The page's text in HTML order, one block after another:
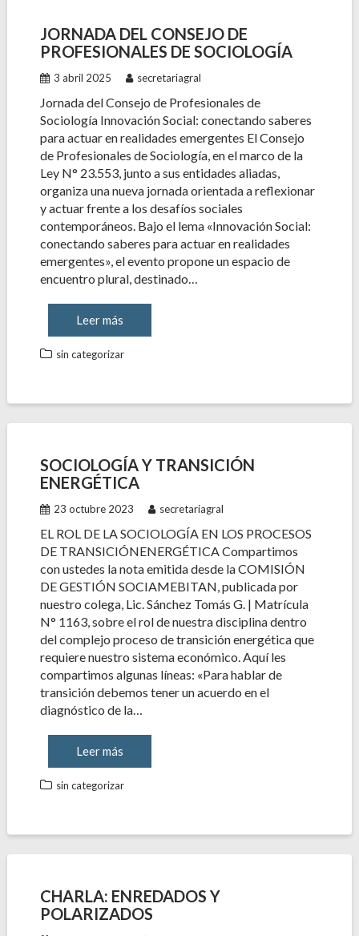
JORNADA DEL CONSEJO DE
PROFESIONALES DE SOCIOLOGÍA
3 abril 2025 secretariagral
Jornada del Consejo de Profesionales de
Sociología Innovación Social: conectando saberes
para actuar en realidades emergentes El Consejo
de Profesionales de Sociología, en el marco de la
Ley N° 23.553, junto a sus entidades aliadas,
organiza una nueva jornada orientada a reflexionar
y actuar frente a los desafíos sociales
contemporáneos. Bajo el lema «Innovación Social:
conectando saberes para actuar en realidades
emergentes», el evento propone un espacio de
encuentro plural, destinado…
Leer más
sin categorizar
SOCIOLOGÍA Y TRANSICIÓN
ENERGÉTICA
23 octubre 2023 secretariagral
EL ROL DE LA SOCIOLOGÍA EN LOS PROCESOS
DE TRANSICIÓNENERGÉTICA Compartimos
con ustedes la nota emitida desde la COMISIÓN
DE GESTIÓN SOCIAMEBITAN, publicada por
nuestro colega, Lic. Sánchez Tomás G. | Matrícula
N° 1163, sobre el rol de nuestra disciplina dentro
del complejo proceso de transición energética que
requiere nuestro sistema económico. Aquí les
compartimos algunas líneas: «Para hablar de
transición debemos tener un acuerdo en el
diagnóstico de la…
Leer más
sin categorizar
CHARLA: ENREDADOS Y
POLARIZADOS